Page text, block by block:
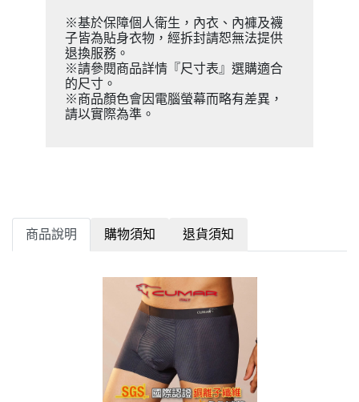
※基於保障個人衛生，內衣、內褲及襪
子皆為貼身衣物，經拆封請恕無法提供
退換服務。
※請參閱商品詳情『尺寸表』選購適合
的尺寸。
※商品顏色會因電腦螢幕而略有差異，
請以實際為準。
商品說明 購物須知 退貨須知